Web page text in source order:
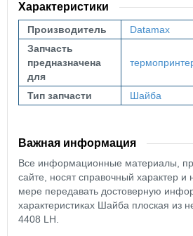
Характеристики
Производитель
Datamax
Запчасть
предназначена
для
Тип запчасти Шайба
Важная информация
Все информационные материалы,
сайте, носят справочный характер и
мере передавать достоверную
характеристиках Шайба плоская из
4408 LH.